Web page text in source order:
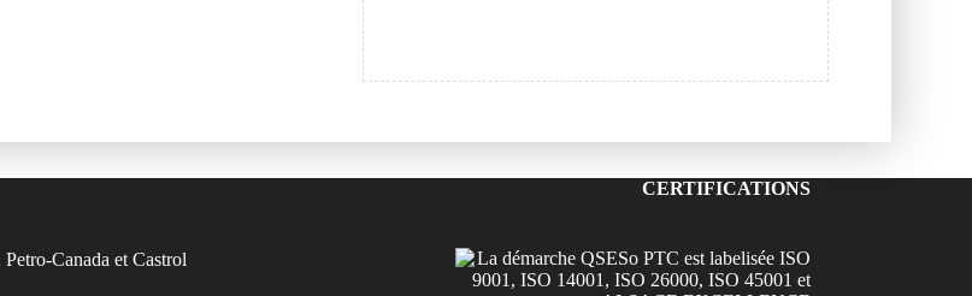
CERTIFICATIONS